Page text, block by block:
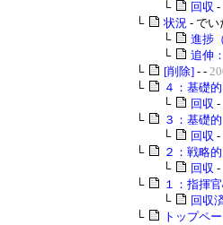
└
回収 -
└
状況 - でい
└
進捗
└
追伸
└
[削除] - -
└
４：基礎
└
回収 -
└
３：基礎
└
回収 -
└
２：戦略
└
回収 -
└
１：指揮
└
回収
└
トップペ